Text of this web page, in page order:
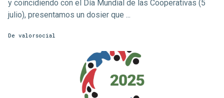
y coincidiendo con el Día Mundial de las Cooperativas (5
julio), presentamos un dosier que ...
De valorsocial